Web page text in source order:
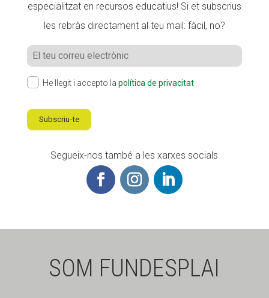
especialitzat en recursos educatius! Si et subscrius
les rebràs directament al teu mail: fàcil, no?
He llegit i accepto la política de privacitat
Subscriu-te
Segueix-nos també a les xarxes socials
SOM FUNDESPLAI